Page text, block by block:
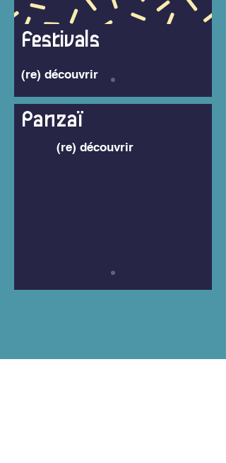
Festivals
(re) découvrir
Panzaï
(re) découvrir